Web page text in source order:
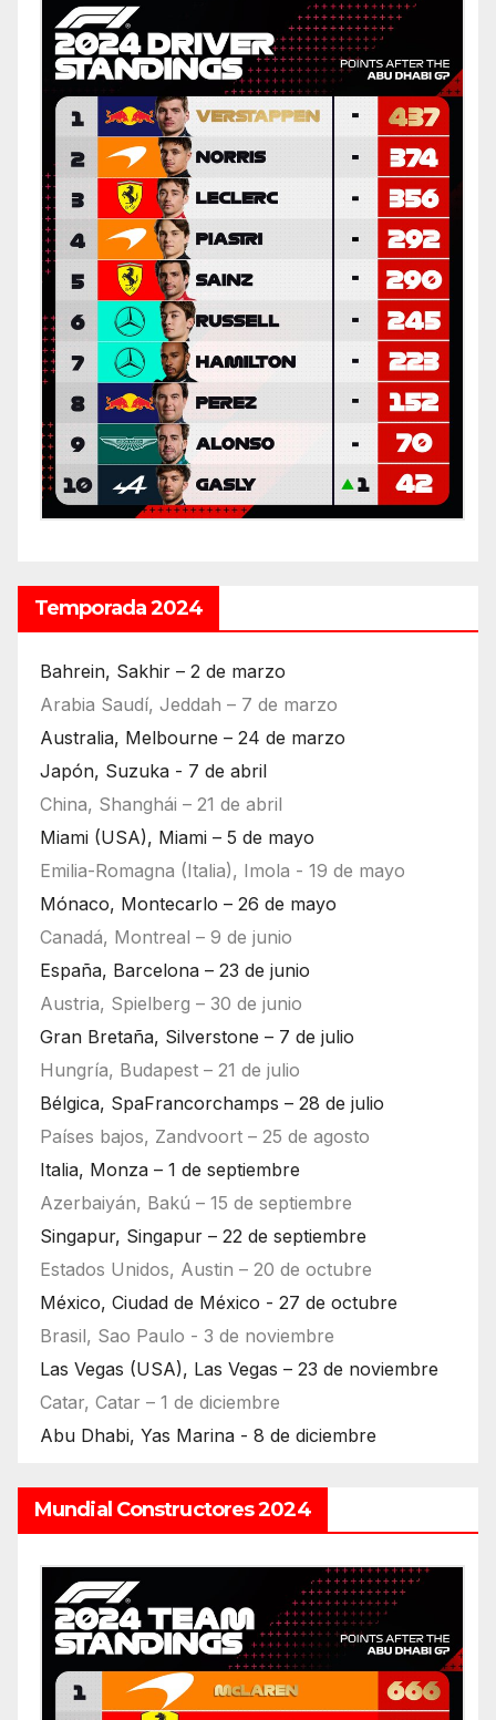
Temporada 2024
Bahrein, Sakhir – 2 de marzo
Arabia Saudí, Jeddah – 7 de marzo
Australia, Melbourne – 24 de marzo
Japón, Suzuka - 7 de abril
China, Shanghái – 21 de abril
Miami (USA), Miami – 5 de mayo
Emilia-Romagna (Italia), Imola - 19 de mayo
Mónaco, Montecarlo – 26 de mayo
Canadá, Montreal – 9 de junio
España, Barcelona – 23 de junio
Austria, Spielberg – 30 de junio
Gran Bretaña, Silverstone – 7 de julio
Hungría, Budapest – 21 de julio
Bélgica, SpaFrancorchamps – 28 de julio
Países bajos, Zandvoort – 25 de agosto
Italia, Monza – 1 de septiembre
Azerbaiyán, Bakú – 15 de septiembre
Singapur, Singapur – 22 de septiembre
Estados Unidos, Austin – 20 de octubre
México, Ciudad de México - 27 de octubre
Brasil, Sao Paulo - 3 de noviembre
Las Vegas (USA), Las Vegas – 23 de noviembre
Catar, Catar – 1 de diciembre
Abu Dhabi, Yas Marina - 8 de diciembre
Mundial Constructores 2024